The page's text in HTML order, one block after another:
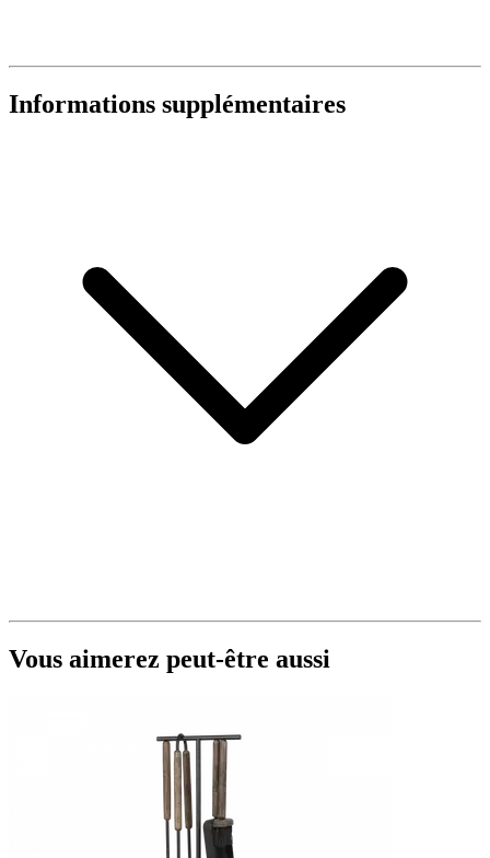
Informations supplémentaires
Vous aimerez peut-être aussi